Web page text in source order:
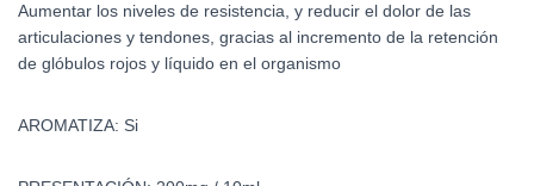
Aumentar los niveles de resistencia, y reducir el dolor de las
articulaciones y tendones, gracias al incremento de la retención
de glóbulos rojos y líquido en el organismo
AROMATIZA: Si